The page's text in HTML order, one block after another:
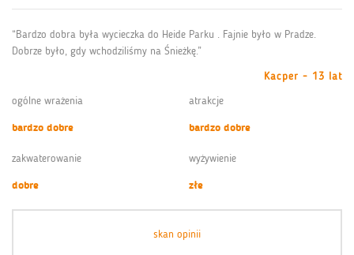
“Bardzo dobra była wycieczka do Heide Parku . Fajnie było w Pradze.
Dobrze było, gdy wchodziliśmy na Śnieżkę.”
Kacper - 13 lat
ogólne wrażenia
bardzo dobre
atrakcje
bardzo dobre
zakwaterowanie
dobre
wyżywienie
złe
skan opinii